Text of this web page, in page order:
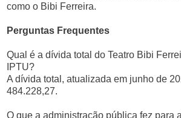
como o Bibi Ferreira.
Perguntas Frequentes
Qual é a dívida total do Teatro Bibi
IPTU?
A dívida total, atualizada em junho de
484.228,27.
O que a administração pública fez para